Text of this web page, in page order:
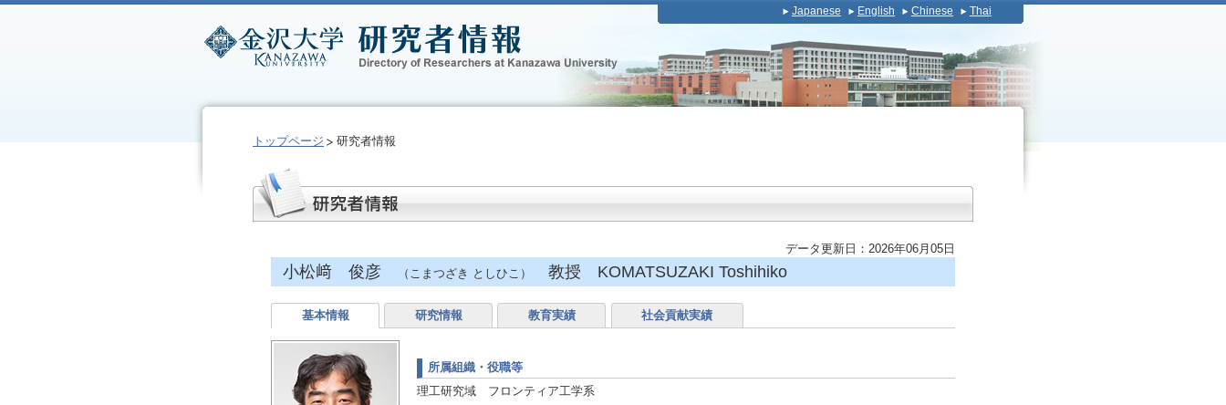
Japanese English Chinese Thai
トップページ 研究者情報
データ更新日：2026年06月05日
小松﨑 俊彦 （こまつざき としひこ） 教授 KOMATSUZAKI Toshihiko
基本情報 研究情報 教育実績 社会貢献実績
所属組織・役職等
理工研究域 フロンティア工学系